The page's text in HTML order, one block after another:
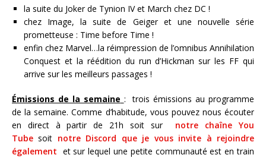
la suite du Joker de Tynion IV et March chez DC !
chez Image, la suite de Geiger et une nouvelle série
prometteuse : Time before Time !
enfin chez Marvel…la réimpression de l’omnibus Annihilation
Conquest et la réédition du run d’Hickman sur les FF qui
arrive sur les meilleurs passages !
Émissions de la semaine : trois émissions au programme
de la semaine. Comme d’habitude, vous pouvez nous écouter
en direct à partir de 21h soit sur
notre chaîne You
Tube soit notre Discord que je vous invite à rejoindre
également et sur lequel une petite communauté est en train